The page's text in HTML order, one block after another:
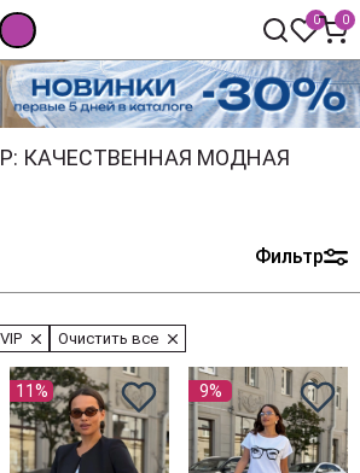
0 0
КАЧЕСТВЕННАЯ МОДНАЯ
Фильтр
Очистить все
11% 9%